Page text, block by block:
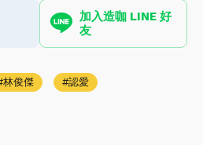
加入造咖 LINE 好
友
林俊傑 認愛